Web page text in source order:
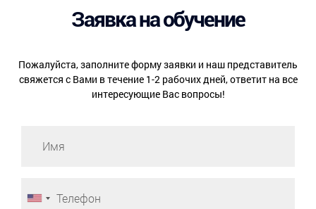
Заявка на обучение
Пожалуйста, заполните форму заявки и наш представитель
свяжется с Вами в течение 1-2 рабочих дней, ответит на все
интересующие Вас вопросы!